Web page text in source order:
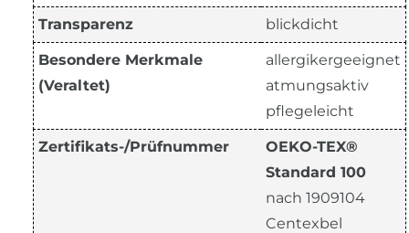
Transparenz blickdicht
Besondere Merkmale
(Veraltet)
allergikergeeignet
atmungsaktiv
pflegeleicht
Zertifikats-/Prüfnummer
OEKO-TEX®
Standard 100
nach 1909104
Centexbel